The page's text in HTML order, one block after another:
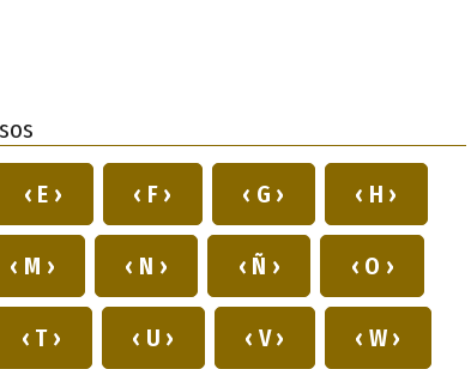
‹ E › ‹ F › ‹ G › ‹ H ›
‹ M › ‹ N › ‹ Ñ › ‹ O ›
‹ T › ‹ U › ‹ V › ‹ W ›